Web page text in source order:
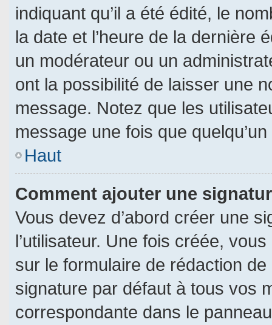
indiquant qu’il a été édité, le
la date et l’heure de la dernière
un modérateur ou un
ont la possibilité de laisser une
message. Notez que les
message une fois que
Haut
Comment ajouter une
Vous devez d’abord créer une
l’utilisateur. Une fois créée,
sur le formulaire de rédaction
signature par défaut à tous vos
correspondante dans le